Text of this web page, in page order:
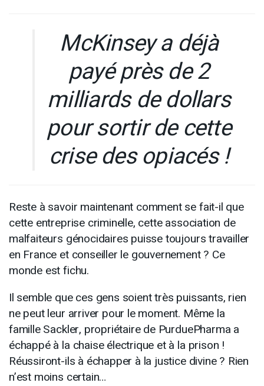
McKinsey a déjà
payé près de 2
milliards de dollars
pour sortir de cette
crise des opiacés !
Reste à savoir maintenant comment se fait-il que
cette entreprise criminelle, cette association de
malfaiteurs génocidaires puisse toujours travailler
en France et conseiller le gouvernement ? Ce
monde est fichu.
Il semble que ces gens soient très puissants, rien
ne peut leur arriver pour le moment. Même la
famille Sackler, propriétaire de PurduePharma a
échappé à la chaise électrique et à la prison !
Réussiront-ils à échapper à la justice divine ? Rien
n’est moins certain…